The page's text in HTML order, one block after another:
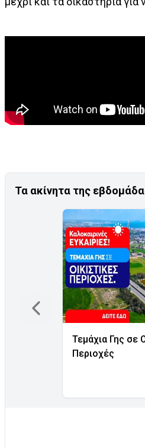
Τα ακίνητα της
Τεμάχια Γης σε
Περιοχές